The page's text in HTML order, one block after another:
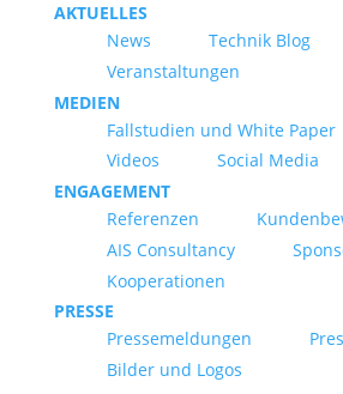
AKTUELLES
News
Technik Blog
Veranstaltungen
MEDIEN
Fallstudien und White Paper
Videos
Social Media
ENGAGEMENT
Referenzen
AIS Consultancy
Kooperationen
PRESSE
Pressemeldungen
Bilder und Logos